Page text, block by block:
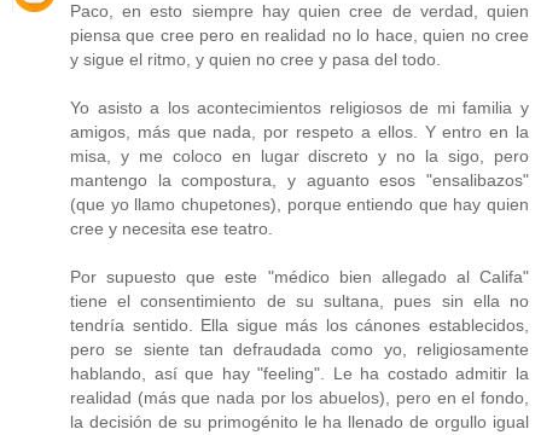
Paco, en esto siempre hay quien cree de verdad, quien
piensa que cree pero en realidad no lo hace, quien no cree
y sigue el ritmo, y quien no cree y pasa del todo.
Yo asisto a los acontecimientos religiosos de mi familia y
amigos, más que nada, por respeto a ellos. Y entro en la
misa, y me coloco en lugar discreto y no la sigo, pero
mantengo la compostura, y aguanto esos "ensalibazos"
(que yo llamo chupetones), porque entiendo que hay quien
cree y necesita ese teatro.
Por supuesto que este "médico bien allegado al Califa"
tiene el consentimiento de su sultana, pues sin ella no
tendría sentido. Ella sigue más los cánones establecidos,
pero se siente tan defraudada como yo, religiosamente
hablando, así que hay "feeling". Le ha costado admitir la
realidad (más que nada por los abuelos), pero en el fondo,
la decisión de su primogénito le ha llenado de orgullo igual